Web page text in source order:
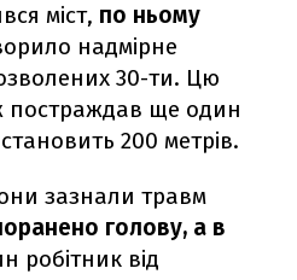
міст, по ньому
надмірне
30-ти. Цю
постраждав ще один
200 метрів.
зазнали травм
голову, а в
робітник від